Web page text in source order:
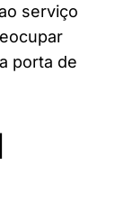
serviço
porta de